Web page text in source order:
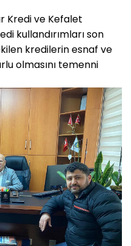
Kredi ve Kefalet
kullandırımları son
kredilerin esnaf ve
olmasını temenni